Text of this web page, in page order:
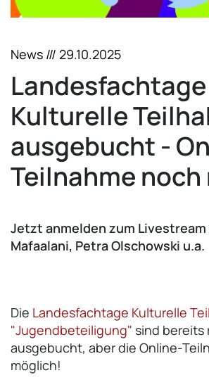
News /// 29.10.2025
Landesfachtage
Kulturelle
ausgebucht -
Teilnahme
Jetzt anmelden zum Livestream
Mafaalani, Petra Olschowski u.a.
Die Landesfachtage Kulturelle
"Jugendbeteiligung" sind bereits
ausgebucht, aber die Online-
möglich!